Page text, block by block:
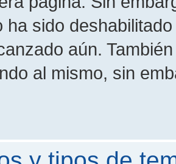
ha sido
aún.
al mismo, sin